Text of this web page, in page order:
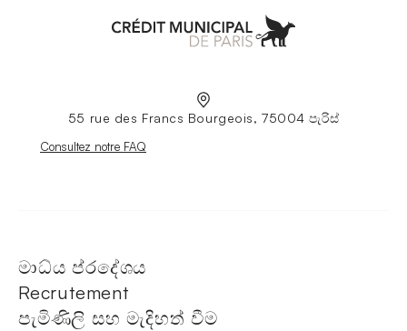
55 rue des Francs Bourgeois, 75004 පැරිස්
Nouvelle fenêtre
Consultez notre FAQ
මාධ්ය ප්රදේශය
Recrutement
පැමිණිලි සහ මැදිහත් වීම